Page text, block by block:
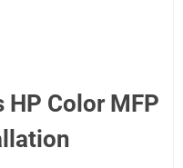
Color MFP